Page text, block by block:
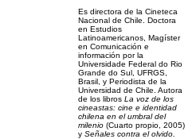
Es directora de la Cineteca
Nacional de Chile. Doctora
en Estudios
Latinoamericanos, Magíster
en Comunicación e
información por la
Universidade Federal do Rio
Grande do Sul, UFRGS,
Brasil, y Periodista de la
Universidad de Chile. Autora
de los libros La voz de los
cineastas: cine e identidad
chilena en el umbral del
milenio (Cuarto propio, 2005)
y Señales contra el olvido.